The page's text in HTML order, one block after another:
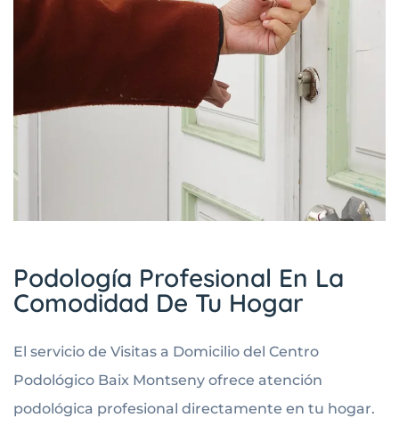
Podología Profesional En La
Comodidad De Tu Hogar
El servicio de Visitas a Domicilio del Centro
Podológico Baix Montseny ofrece atención
podológica profesional directamente en tu hogar.